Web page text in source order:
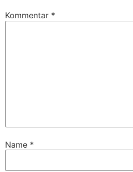
Kommentar *
Name *